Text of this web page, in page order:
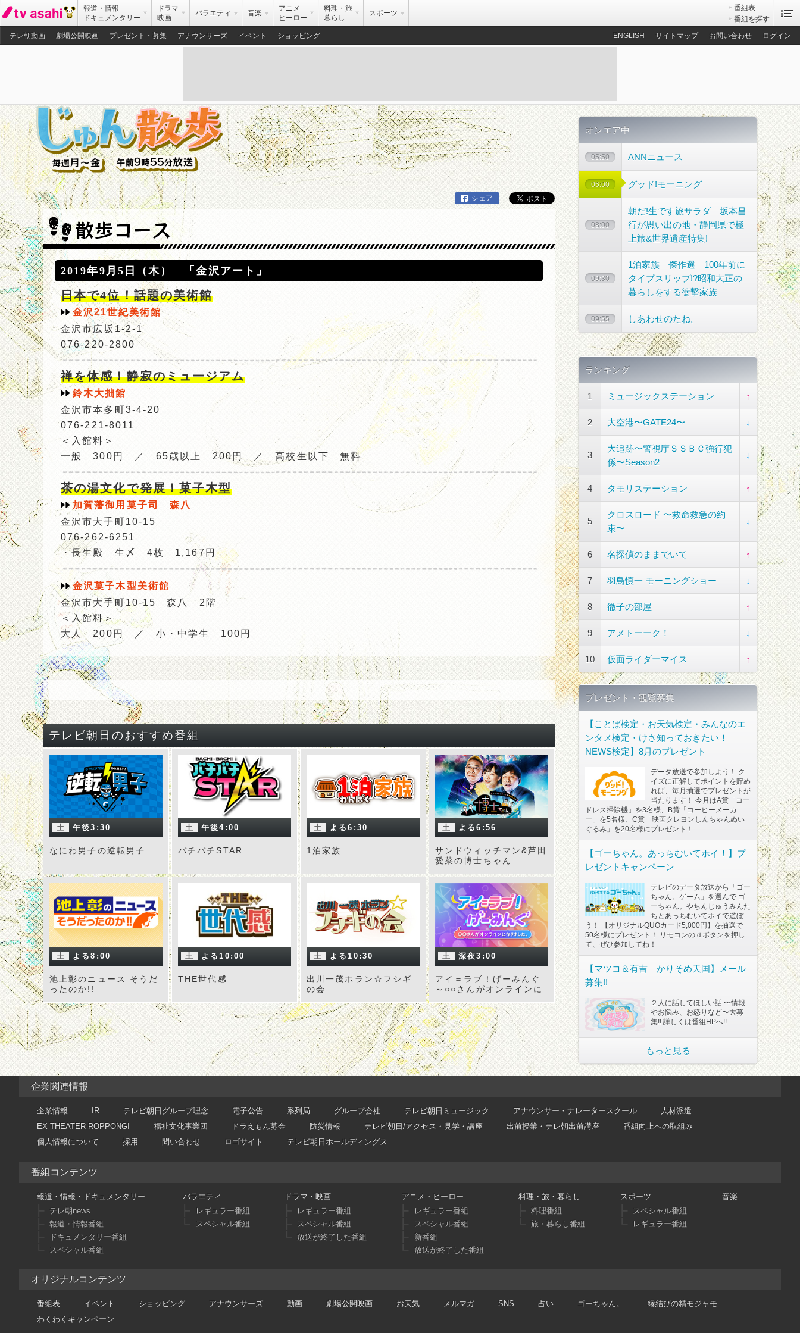
報道・情報
ドキュメンタリー
ドラマ
映画
バラエティ 音楽
アニメ
ヒーロー
料理・旅
暮らし
スポーツ
番組表
番組を探す
テレ朝動画
劇場公開映画 プレゼント・募集 アナウンサーズ イベント ショッピング ENGLISH サイトマップ お問い合わせ ログイン
シェア
散歩コース
2019年9月5日（木） 「金沢アート」
日本で4位！話題の美術館
金沢21世紀美術館
金沢市広坂1-2-1
076-220-2800
禅を体感！静寂のミュージアム
鈴木大拙館
金沢市本多町3-4-20
076-221-8011
＜入館料＞
一般 300円 ／ 65歳以上 200円 ／ 高校生以下 無料
茶の湯文化で発展！菓子木型
加賀藩御用菓子司 森八
金沢市大手町10-15
076-262-6251
・長生殿 生〆 4枚 1,167円
金沢菓子木型美術館
金沢市大手町10-15 森八 2階
＜入館料＞
大人 200円 ／ 小・中学生 100円
テレビ朝日のおすすめ番組
土 午後3:30
なにわ男子の逆転男子
土 午後4:00
バチバチSTAR
土 よる6:30
1泊家族
土 よる6:56
サンドウィッチマン&芦田
愛菜の博士ちゃん
土 よる8:00
池上彰のニュース そうだ
ったのか!!
土 よる10:00
THE世代感
土 よる10:30
出川一茂ホラン☆フシギ
の会
土 深夜3:00
アイ＝ラブ！げーみんぐ
～○○さんがオンラインに
オンエア中
05:50 ANNニュース
06:00 グッド!モーニング
08:00
朝だ!生です旅サラダ 坂本昌
行が思い出の地・静岡県で極
上旅&世界遺産特集!
09:30
1泊家族 傑作選 100年前に
タイプスリップ!?昭和大正の
暮らしをする衝撃家族
09:55 しあわせのたね。
ランキング
1 ミュージックステーション ↑
2 大空港〜GATE24〜 ↓
3
大追跡〜警視庁ＳＳＢＣ強行犯
係〜Season2
↓
4 タモリステーション ↑
5
クロスロード 〜救命救急の約
束〜
↓
6 名探偵のままでいて ↑
7 羽鳥慎一 モーニングショー ↓
8 徹子の部屋 ↑
9 アメトーーク！ ↓
10 仮面ライダーマイス ↑
プレゼント・観覧募集
【ことば検定・お天気検定・みんなのエ
ンタメ検定・けさ知っておきたい！
NEWS検定】8月のプレゼント
データ放送で参加しよう！ ク
イズに正解してポイントを貯め
れば、毎月抽選でプレゼントが
当たります！ 今月はA賞「コー
ドレス掃除機」を3名様、B賞「コーヒーメーカ
ー」を5名様、C賞「映画クレヨンしんちゃんぬい
ぐるみ」を20名様にプレゼント！
【ゴーちゃん。あっちむいてホイ！】プ
レゼントキャンペーン
テレビのデータ放送から「ゴー
ちゃん。ゲーム」を選んで ゴ
ーちゃん。やちんじゅうみんた
ちとあっちむいてホイで遊ぼ
う！ 【オリジナルQUOカード5,000円】を抽選で
50名様にプレゼント！ リモコンのｄボタンを押し
て、ぜひ参加してね！
【マツコ＆有吉 かりそめ天国】メール
募集!!
２人に話してほしい話 〜情報
やお悩み、お怒りなど〜大募
集!! 詳しくは番組HPへ!!
もっと見る
企業関連情報
企業情報 IR テレビ朝日グループ理念 電子公告 系列局 グループ会社 テレビ朝日ミュージック アナウンサー・ナレータースクール
人材派遣
EX THEATER ROPPONGI
福祉文化事業団 ドラえもん募金 防災情報 テレビ朝日/アクセス・見学・講座 出前授業・テレ朝出前講座
番組向上への取組み
個人情報について
採用 問い合わせ ロゴサイト テレビ朝日ホールディングス
番組コンテンツ
報道・情報・ドキュメンタリー
テレ朝news
報道・情報番組
ドキュメンタリー番組
スペシャル番組
バラエティ
レギュラー番組
スペシャル番組
ドラマ・映画
レギュラー番組
スペシャル番組
放送が終了した番組
アニメ・ヒーロー
レギュラー番組
スペシャル番組
新番組
放送が終了した番組
料理・旅・暮らし
料理番組
旅・暮らし番組
スポーツ
スペシャル番組
レギュラー番組
音楽
オリジナルコンテンツ
番組表 イベント ショッピング アナウンサーズ 動画 劇場公開映画 お天気 メルマガ SNS 占い ゴーちゃん。
縁結びの精モジャモ
わくわくキャンペーン